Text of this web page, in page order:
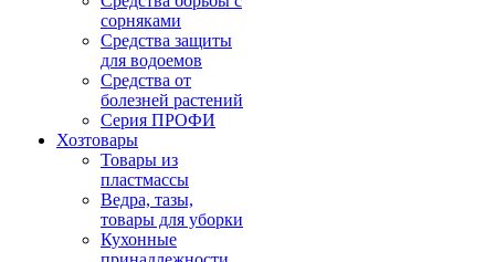
сорняками
Средства защиты
для водоемов
Средства от
болезней растений
Серия ПРОФИ
Хозтовары
Товары из
пластмассы
Ведра, тазы,
товары для уборки
Кухонные